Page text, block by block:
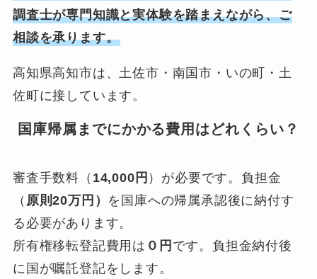
調査士が専門知識と実体験を踏まえながら、ご
相談を承ります。
高知県高知市は、土佐市・南国市・いの町・土
佐町に接しています。
国庫帰属までにかかる費用はどれくらい？
審査手数料（ 14,000円 ）が必要です。負担金
（ 原則20万円） を国庫への帰属承認後に納付す
る必要があります。
所有権移転登記費用は ０円 です。負担金納付後
に国が嘱託登記をします。